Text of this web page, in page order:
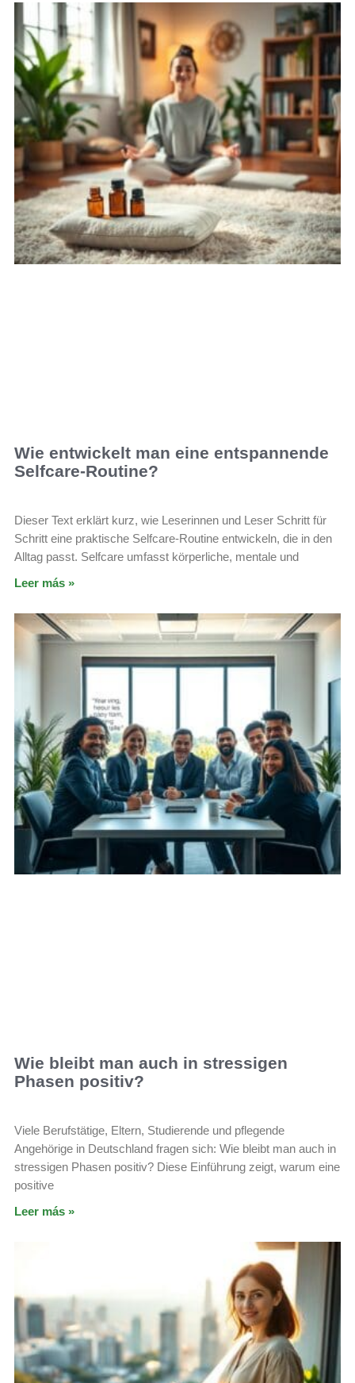
Wie entwickelt man eine entspannende
Selfcare-Routine?
Dieser Text erklärt kurz, wie Leserinnen und Leser Schritt für
Schritt eine praktische Selfcare-Routine entwickeln, die in den
Alltag passt. Selfcare umfasst körperliche, mentale und
Leer más »
Wie bleibt man auch in stressigen
Phasen positiv?
Viele Berufstätige, Eltern, Studierende und pflegende
Angehörige in Deutschland fragen sich: Wie bleibt man auch in
stressigen Phasen positiv? Diese Einführung zeigt, warum eine
positive
Leer más »